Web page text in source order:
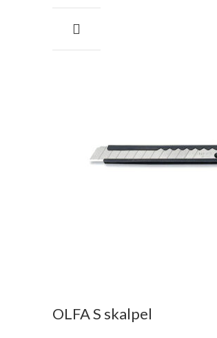
OLFA S skalpel